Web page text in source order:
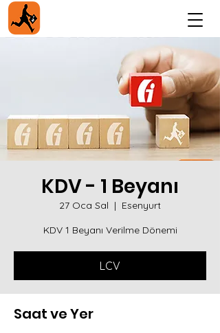
KDV - 1 Beyanı
27 Oca Sal
  |
Esenyurt
KDV 1 Beyanı Verilme Dönemi
LCV
Saat ve Yer